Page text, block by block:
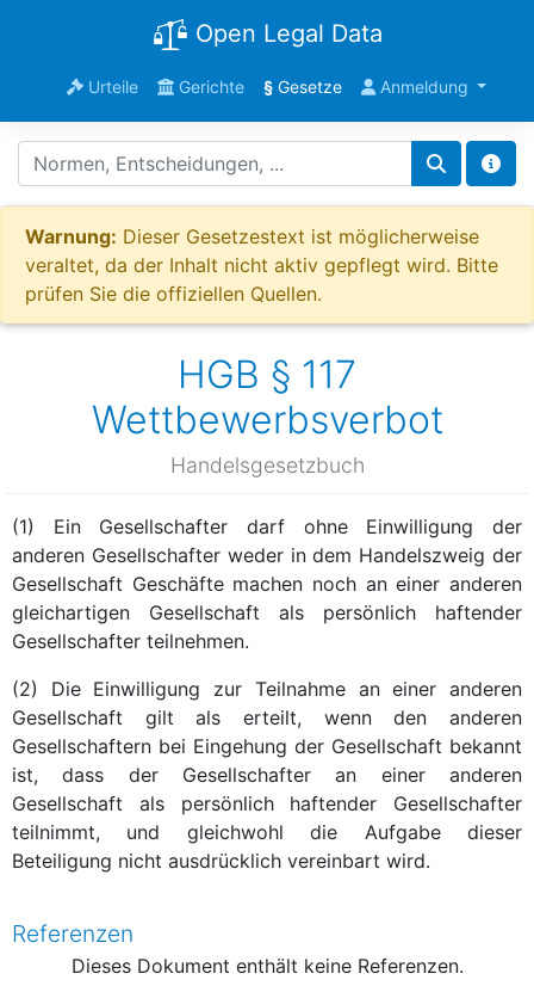
Open Legal Data
Urteile Gerichte §Gesetze Anmeldung
Warnung: Dieser Gesetzestext ist möglicherweise
veraltet, da der Inhalt nicht aktiv gepflegt wird. Bitte
prüfen Sie die offiziellen Quellen.
HGB § 117
Wettbewerbsverbot
Handelsgesetzbuch
(1) Ein Gesellschafter darf ohne Einwilligung der
anderen Gesellschafter weder in dem Handelszweig der
Gesellschaft Geschäfte machen noch an einer anderen
gleichartigen Gesellschaft als persönlich haftender
Gesellschafter teilnehmen.
(2) Die Einwilligung zur Teilnahme an einer anderen
Gesellschaft gilt als erteilt, wenn den anderen
Gesellschaftern bei Eingehung der Gesellschaft bekannt
ist, dass der Gesellschafter an einer anderen
Gesellschaft als persönlich haftender Gesellschafter
teilnimmt, und gleichwohl die Aufgabe dieser
Beteiligung nicht ausdrücklich vereinbart wird.
Referenzen
Dieses Dokument enthält keine Referenzen.